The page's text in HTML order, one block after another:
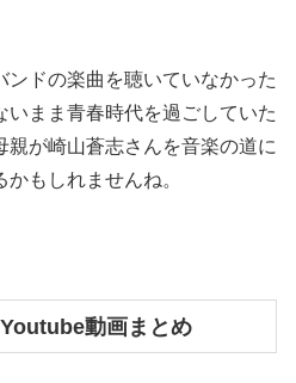
ドの楽曲を聴いていなかった
いまま青春時代を過ごしていた
が崎山蒼志さんを音楽の道に
もしれませんね。
動画まとめ